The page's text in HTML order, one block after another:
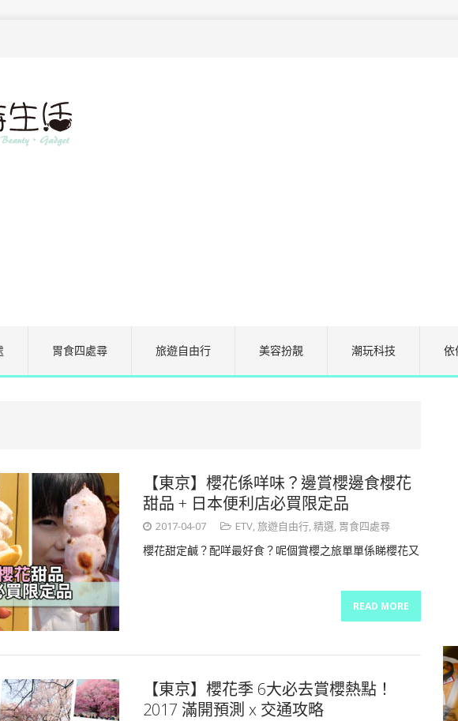
胃食四處尋 旅遊自由行 美容扮靚 潮玩科技 依
【東京】櫻花係咩味？邊賞櫻邊食櫻花
甜品 + 日本便利店必買限定品
2017-04-07 ETV,旅遊自由行,精選, 胃食四處尋
櫻花甜定鹹？配咩最好食？呢個賞櫻之旅單單係睇櫻花又
READ MORE
【東京】櫻花季 6大必去賞櫻熱點！
2017 滿開預測 x 交通攻略